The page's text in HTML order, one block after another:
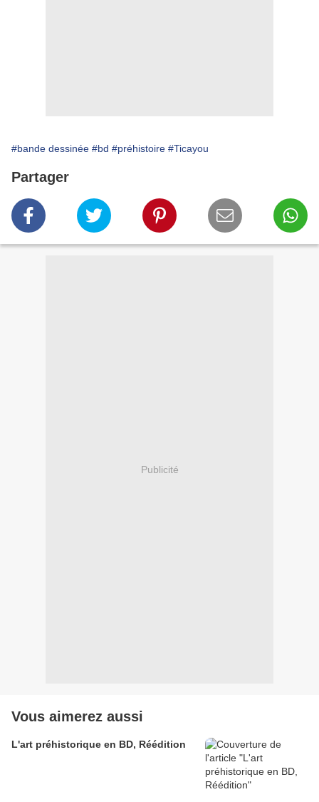
#bande dessinée #bd #préhistoire #Ticayou
Partager
Publicité
Vous aimerez aussi
L'art préhistorique en BD, Réédition